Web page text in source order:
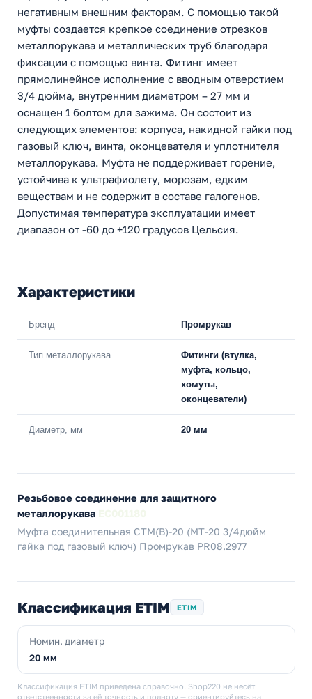
негативным внешним факторам. С помощью такой
муфты создается крепкое соединение отрезков
металлорукава и металлических труб благодаря
фиксации с помощью винта. Фитинг имеет
прямолинейное исполнение с вводным отверстием
3/4 дюйма, внутренним диаметром – 27 мм и
оснащен 1 болтом для зажима. Он состоит из
следующих элементов: корпуса, накидной гайки под
газовый ключ, винта, оконцевателя и уплотнителя
металлорукава. Муфта не поддерживает горение,
устойчива к ультрафиолету, морозам, едким
веществам и не содержит в составе галогенов.
Допустимая температура эксплуатации имеет
диапазон от -60 до +120 градусов Цельсия.
Характеристики
Бренд Промрукав
Тип металлорукава
Фитинги (втулка,
муфта, кольцо,
хомуты,
оконцеватели)
Диаметр, мм 20 мм
Резьбовое соединение для защитного
металлорукава
Муфта соединительная СТМ(В)-20 (МТ-20 3/4дюйм
гайка под газовый ключ) Промрукав PR08.2977
Классификация ETIM ETIM
Номин. диаметр
20 мм
Классификация ETIM приведена справочно. Shop220 не несёт
ответственности за её точность и полноту — ориентируйтесь на